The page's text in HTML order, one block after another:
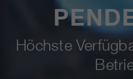
Höchste